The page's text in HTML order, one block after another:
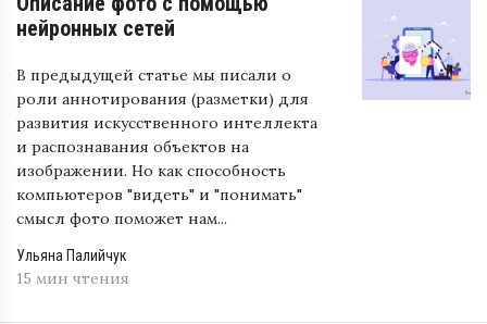
нейронных сетей
В предыдущей статье мы писали о
роли аннотирования (разметки) для
развития искусственного интеллекта
и распознавания объектов на
изображении. Но как способность
компьютеров "видеть" и "понимать"
смысл фото поможет нам...
Ульяна Палийчук
15 мин чтения